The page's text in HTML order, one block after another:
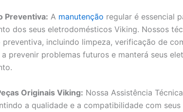
Preventiva: A manutenção regular é essencial
dos seus eletrodomésticos Viking. Nossos
preventiva, incluindo limpeza, verificação de
a prevenir problemas futuros e manterá seus
Originais Viking: Nossa Assistência
a qualidade e a compatibilidade com